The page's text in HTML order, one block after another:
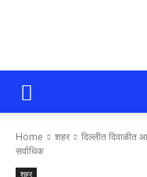
Home शहर
दिल्लीत दिवाळीत
सर्वाधिक
शहर